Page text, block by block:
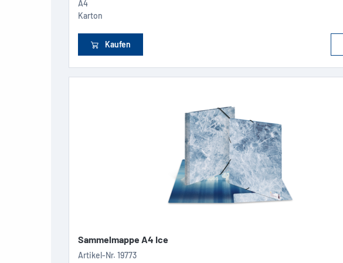
A4
Karton
Kaufen
Sammelmappe A4 Ice
Artikel-Nr. 19773